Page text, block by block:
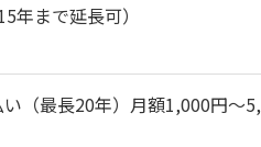
年まで延長可）
（最長20年）月額1,000円〜5,